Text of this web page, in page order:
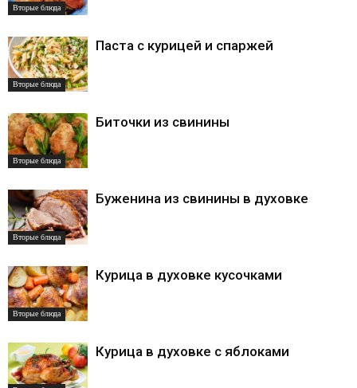
Вторые блюда
Вторые блюда
Паста с курицей и спаржей
Вторые блюда
Биточки из свинины
Вторые блюда
Буженина из свинины в духовке
Вторые блюда
Курица в духовке кусочками
Курица в духовке с яблоками